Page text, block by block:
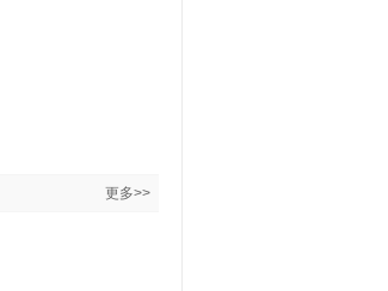
更多>>